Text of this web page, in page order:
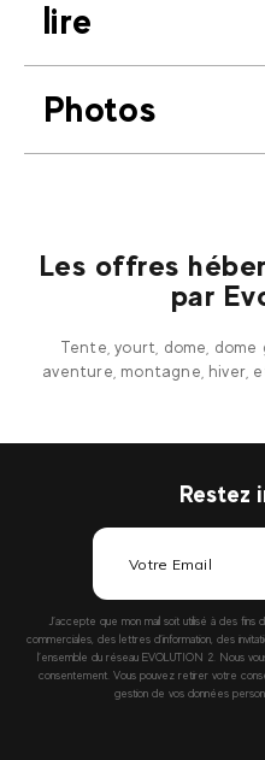
lire
Photos
Les offres
par
Tente, yourt, dome, dome
aventure, montagne, hiver,
Restez
J’accepte que mon mail soit utilisé à des
commerciales, des lettres d’information, des
l’ensemble du réseau EVOLUTION 2. Nous
consentement. Vous pouvez retirer votre
gestion de vos données